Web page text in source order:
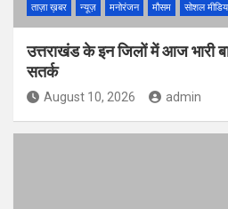
ताज़ा ख़बर
न्यूज़ मनोरंजन मौसम सोशल
उत्तराखंड के इन जिलों में आज भारी
सतर्क
August 10, 2026 admin